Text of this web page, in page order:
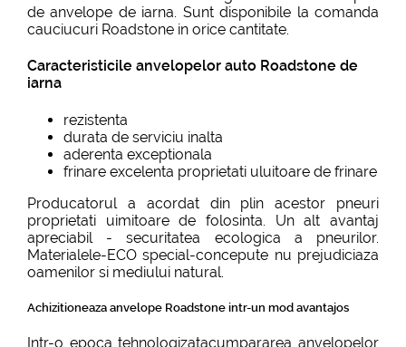
de anvelope de iarna. Sunt disponibile la comanda
cauciucuri Roadstone in orice cantitate.
Caracteristicile anvelopelor auto Roadstone de
iarna
rezistenta
durata de serviciu inalta
aderenta exceptionala
frinare excelenta proprietati uluitoare de frinare
Producatorul a acordat din plin acestor pneuri
proprietati uimitoare de folosinta. Un alt avantaj
apreciabil - securitatea ecologica a pneurilor.
Materialele-ECO special-concepute nu prejudiciaza
oamenilor si mediului natural.
Achizitioneaza anvelope Roadstone intr-un mod avantajos
Intr-o epoca tehnologizatacumpararea anvelopelor